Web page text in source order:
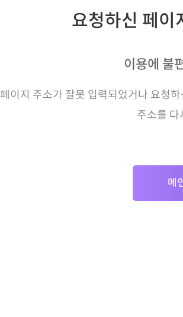
요청하신 페이
이용에 불
페이지 주소가 잘못 입력되었거나 요청
주소를 다
메